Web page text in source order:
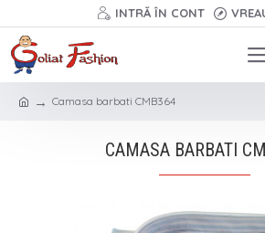
INTRĂ ÎN CONT
Camasa barbati CMB364
CAMASA BARBATI